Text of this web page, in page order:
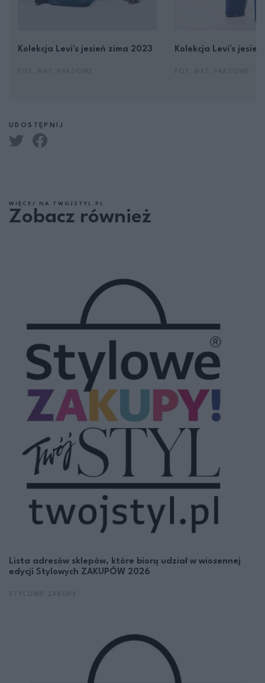
Kolekcja Levi's jesień zima 2023 Kolekcja Levi's
UDOSTĘPNIJ
WIĘCEJ NA TWOJSTYL.PL
Zobacz również
Lista adresów sklepów, które biorą udział w wiosennej
edycji Stylowych ZAKUPÓW 2026